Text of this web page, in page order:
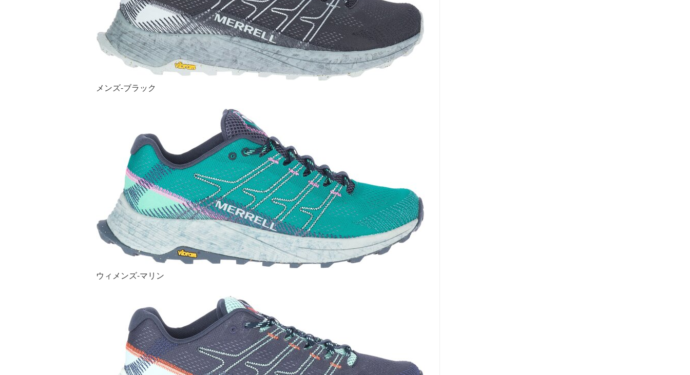
メンズ-ブラック
ウィメンズ-マリン